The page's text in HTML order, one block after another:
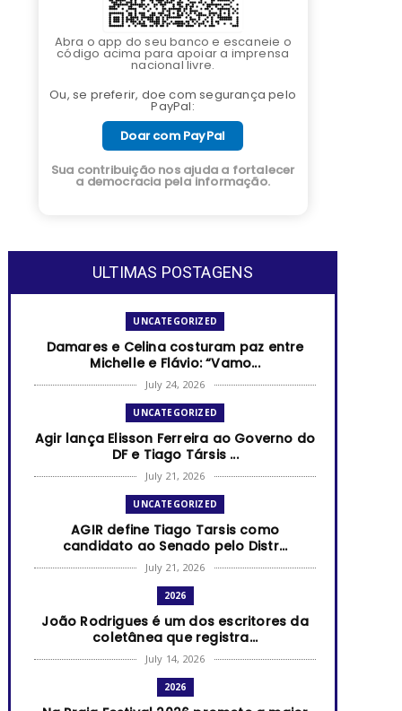
Abra o app do seu banco e escaneie o
código acima para apoiar a imprensa
nacional livre.
Ou, se preferir, doe com segurança pelo
PayPal:
Doar com PayPal
Sua contribuição nos ajuda a fortalecer
a democracia pela informação.
ULTIMAS POSTAGENS
UNCATEGORIZED
Damares e Celina costuram paz entre
Michelle e Flávio: “Vamo...
July 24, 2026
UNCATEGORIZED
Agir lança Elisson Ferreira ao Governo do
DF e Tiago Társis ...
July 21, 2026
UNCATEGORIZED
AGIR define Tiago Tarsis como
candidato ao Senado pelo Distr...
July 21, 2026
2026
João Rodrigues é um dos escritores da
coletânea que registra...
July 14, 2026
2026